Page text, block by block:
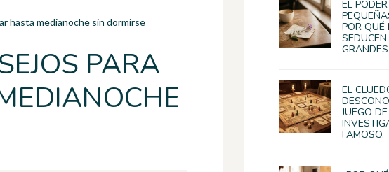
hasta medianoche sin dormirse
PARA
EL
POR QUÉ
EL
JUEGO DE
FAMOSO.